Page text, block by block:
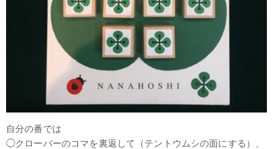
自分の番では
◯クローバーのコマを裏返して（テントウムシの面にする）、